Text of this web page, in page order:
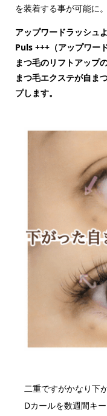
を装着する事が可能に。
アップワードラッシュ
Puls +++（アップワー
まつ毛のリフトアップ
まつ毛エクステが自ま
プします。
二重ですがかなり下
Dカールを数週間キ